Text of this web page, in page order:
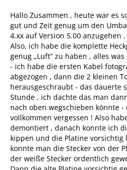
Hallo Zusammen , heute war es
gut und Zeit genug um den
4.xx auf Version 5.00 anzugehen .
Also, ich habe die komplette
genug „Luft“ zu haben , alles
- ich habe die ersten Kabel
abgezogen , dann die 2 kleinen
herausgeschraubt - das dauerte
Stunde , ich dachte das man
nach oben wegschieben könnte
vollkommen vergessen ! Also
demontiert , danach konnte ich
kippen und die Platine vorsichtig
konnte man die Stecker von der
der weiße Stecker ordentlich